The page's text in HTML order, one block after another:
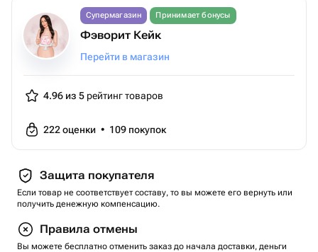
Супермагазин Принимает бонусы
Фэворит Кейк
Перейти в магазин
4.96 из 5 рейтинг товаров
222оценки • 109 покупок
Защита покупателя
Если товар не соответствует составу, то вы можете его вернуть или
получить денежную компенсацию.
Правила отмены
Вы можете бесплатно отменить заказ до начала доставки, деньги